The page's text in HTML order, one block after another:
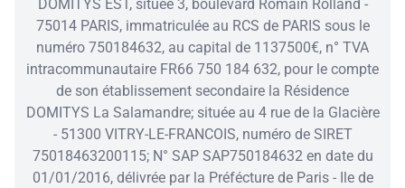
DOMITYS EST, située 3, boulevard Romain Rolland -
75014 PARIS, immatriculée au RCS de PARIS sous le
numéro 750184632, au capital de 1137500€, n° TVA
intracommunautaire FR66 750 184 632, pour le compte
de son établissement secondaire la Résidence
DOMITYS La Salamandre; située au 4 rue de la Glacière
- 51300 VITRY-LE-FRANCOIS, numéro de SIRET
75018463200115; N° SAP SAP750184632 en date du
01/01/2016, délivrée par la Préfécture de Paris - Ile de